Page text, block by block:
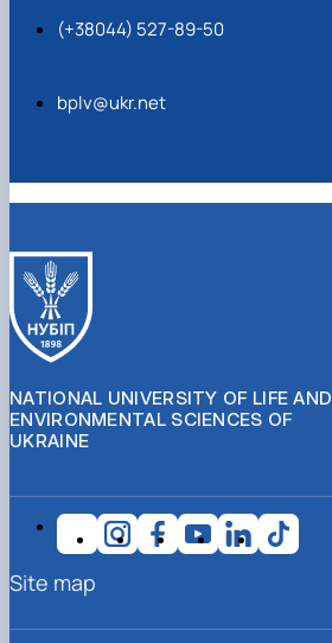
(+38044) 527-89-50
bplv@ukr.net
NATIONAL UNIVERSITY OF LIFE AND
ENVIRONMENTAL SCIENCES OF
UKRAINE
Site map